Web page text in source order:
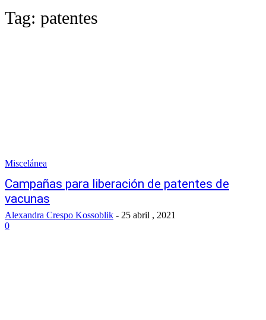
Tag: patentes
Miscelánea
Campañas para liberación de patentes de
vacunas
Alexandra Crespo Kossoblik - 25 abril , 2021
0